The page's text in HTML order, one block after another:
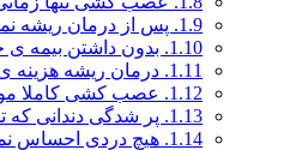
1.9. پس از درمان ریشه
1.10. بدون داشتن بیمه ی
1.11. درمان ریشه هزینه ی
1.12.
عصب کشی کاملا
1.13. پر شدگی دندانی
1.14. هیچ دردی احساس